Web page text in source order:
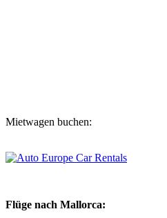
Mietwagen buchen:
Flüge nach Mallorca: